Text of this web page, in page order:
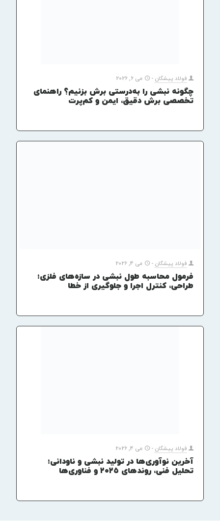
فولاد پیشگان - می 6, 2026
چگونه نبشی را به‌درستی برش بزنیم؟ راهنمای
تخصصی برش دقیق، ایمن و کم‌پرت
فولاد پیشگان - می 4, 2026
فرمول محاسبه طول نبشی در سازه‌های فلزی؛
طراحی، کنترل اجرا و جلوگیری از خطا
فولاد پیشگان - می 4, 2026
آخرین نوآوری‌ها در تولید نبشی و ناودانی؛
تحلیل فنی، روندهای ۲۰۲۵ و فناوری‌ها